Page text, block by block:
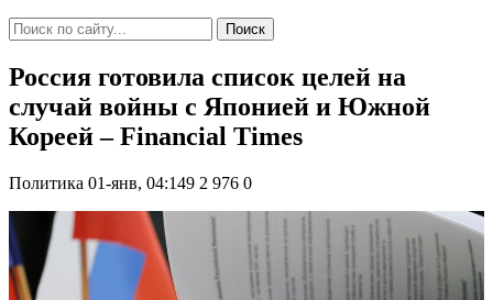
Поиск
Россия готовила список целей на
случай войны с Японией и Южной
Кореей – Financial Times
Политика 01-янв, 04:149 2 976 0